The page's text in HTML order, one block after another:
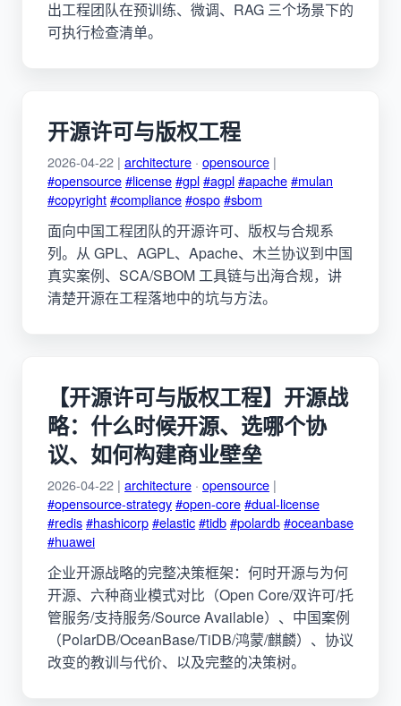
出工程团队在预训练、微调、RAG 三个场景下的
可执行检查清单。
开源许可与版权工程
2026-04-22 | architecture · opensource |
#opensource#license#gpl#agpl#apache#mulan
#copyright#compliance#ospo#sbom
面向中国工程团队的开源许可、版权与合规系
列。从 GPL、AGPL、Apache、木兰协议到中国
真实案例、SCA/SBOM 工具链与出海合规，讲
清楚开源在工程落地中的坑与方法。
【开源许可与版权工程】开源战
略：什么时候开源、选哪个协
议、如何构建商业壁垒
2026-04-22 | architecture · opensource |
#opensource-strategy#open-core#dual-license
#redis#hashicorp#elastic#tidb#polardb#oceanbase
#huawei
企业开源战略的完整决策框架：何时开源与为何
开源、六种商业模式对比（Open Core/双许可/托
管服务/支持服务/Source Available）、中国案例
（PolarDB/OceanBase/TiDB/鸿蒙/麒麟）、协议
改变的教训与代价、以及完整的决策树。